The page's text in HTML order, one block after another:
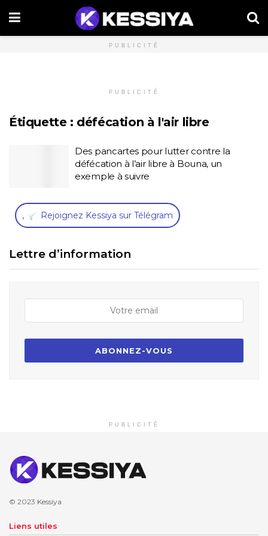
PUBLICITÉ
PUBLICITÉ
Étiquette : défécation à l'air libre
Des pancartes pour lutter contre la
défécation à l’air libre à Bouna, un
exemple à suivre
, Rejoignez Kessiya sur Télégram
Lettre d’information
PUBLICITÉ
© 2023 Kessiya
Liens utiles